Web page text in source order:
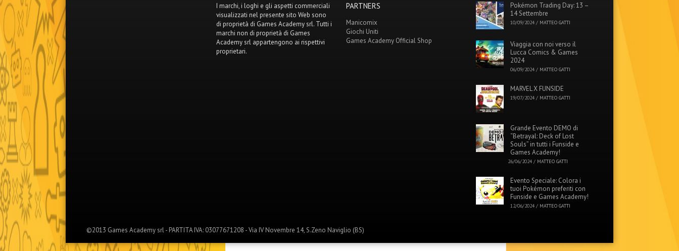
I marchi, i loghi e gli aspetti commerciali
visualizzati nel presente sito Web sono
di proprietà di Games Academy srl. Tutti i
marchi non di proprietà di Games
Academy srl appartengono ai rispettivi
proprietari.
PARTNERS
Manicomix
Giochi Uniti
Games Academy Official Shop
Pokémon Trading Day: 13 –
14 Settembre
10/09/2024/ MATTEO GATTI
Viaggia con noi verso il
Lucca Comics & Games
2024
06/09/2024/ MATTEO GATTI
MARVEL X FUNSIDE
19/07/2024/ MATTEO GATTI
Grande Evento DEMO di
“Betrayal: Deck of Lost
Souls” in tutti i Funside e
Games Academy!
26/06/2024/ MATTEO GATTI
Evento Speciale: Colora i
tuoi Pokémon preferiti con
Funside e Games Academy!
12/06/2024/ MATTEO GATTI
©2013 Games Academy srl - PARTITA IVA: 03077671208 - Via IV Novembre 14, S.Zeno Naviglio (BS)